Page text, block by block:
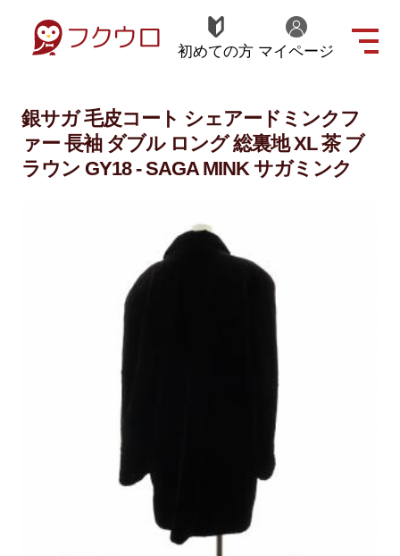
初めての方 マイページ
銀サガ 毛皮コート シェアードミンクフ
ァー 長袖 ダブル ロング 総裏地 XL 茶 ブ
ラウン GY18 - SAGA MINK サガミンク